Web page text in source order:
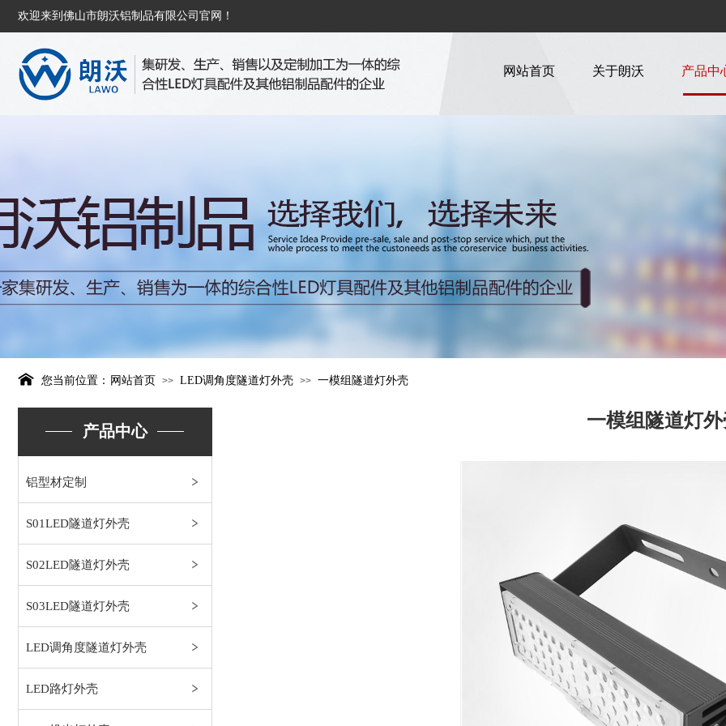
欢迎来到佛山市朗沃铝制品有限公司官网！
网站首页 关于朗沃 产品中
您当前位置： 网站首页 >> LED调角度隧道灯外壳 >> 一模组隧道灯外壳
一模组隧道灯
产品中心
铝型材定制
S01LED隧道灯外壳
S02LED隧道灯外壳
S03LED隧道灯外壳
LED调角度隧道灯外壳
LED路灯外壳